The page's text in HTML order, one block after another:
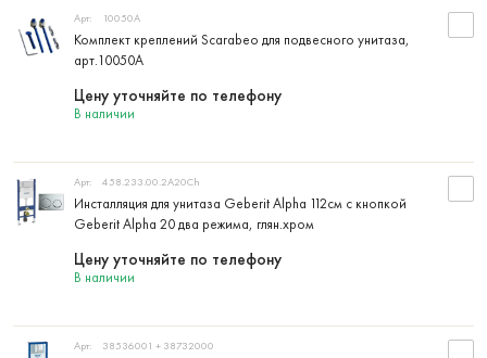
Комплект креплений Scarabeo для подвесного унитаза,
арт.10050A
Арт: 10050A
В наличии
Цену уточняйте по телефону
Инсталляция для унитаза Geberit Alpha 112см с кнопкой
Geberit Alpha 20 два режима, глян.хром
Арт: 458.233.00.2A20Ch
В наличии
Цену уточняйте по телефону
Арт: 38536001 + 38732000